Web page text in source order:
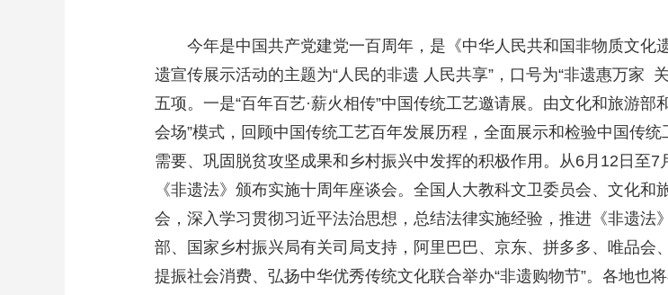
今年是中国共产党建党一百周年，是《中华人民共和国非物质文化
遗宣传展示活动的主题为“人民的非遗 人民共享”，口号为“非遗惠万家
五项。一是“百年百艺·薪火相传”中国传统工艺邀请展。由文化和旅游
会场”模式，回顾中国传统工艺百年发展历程，全面展示和检验中国传
需要、巩固脱贫攻坚成果和乡村振兴中发挥的积极作用。从6月12日至
《非遗法》颁布实施十周年座谈会。全国人大教科文卫委员会、文化
会，深入学习贯彻习近平法治思想，总结法律实施经验，推进《非遗
部、国家乡村振兴局有关司局支持，阿里巴巴、京东、拼多多、唯品会
提振社会消费、弘扬中华优秀传统文化联合举办“非遗购物节”。各地也